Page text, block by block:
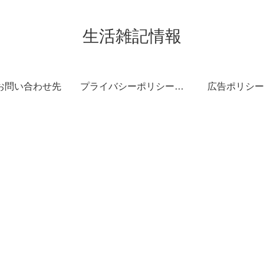
生活雑記情報
問い合わせ先 プライバシーポリシー・免責事項 広告ポリシー